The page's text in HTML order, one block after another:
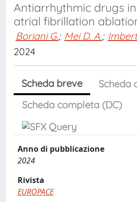
Antiarrhythmic drugs
atrial fibrillation
Boriani G.; Mei D. A.;
2024
Scheda breve
Scheda
Scheda completa (DC)
Anno di pubblicazione
2024
Rivista
EUROPACE